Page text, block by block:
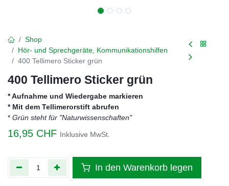
Shop
Hör- und Sprechgeräte, Kommunikationshilfen
400 Tellimero Sticker grün
400 Tellimero Sticker grün
* Aufnahme und Wiedergabe markieren
* Mit dem Tellimerorstift abrufen
* Grün steht für "Naturwissenschaften"
16,95 CHF Inklusive MwSt.
In den Warenkorb legen